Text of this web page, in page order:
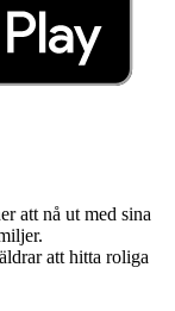
att nå ut med sina
att hitta roliga